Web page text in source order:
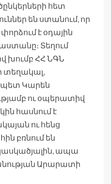
հետ
են ստանում, որ
է օդային
Տեղում
խումբ ՀՀ ՆԳՆ
տեղակալ,
Կարեն
ու օպերատիվ
հասնում է
ու հենց
բռնում են
ապա
Արարատի